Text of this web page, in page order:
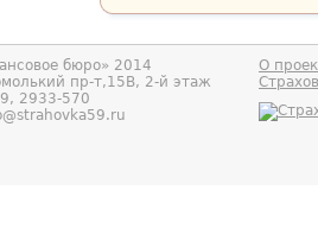
бюро» 2014
пр-т,15В, 2-й этаж
2933-570
О